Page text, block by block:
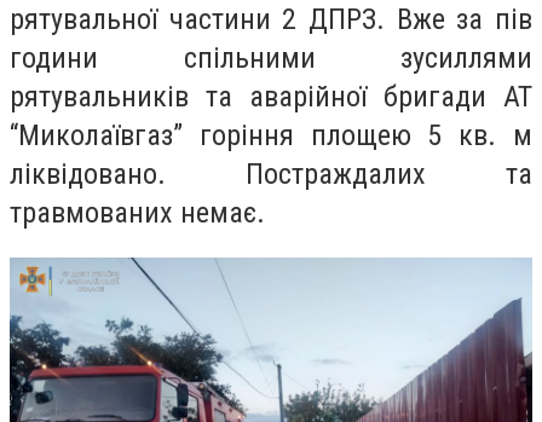
рятувальної частини 2 ДПРЗ. Вже за пів
години спільними зусиллями
рятувальників та аварійної бригади АТ
“Миколаївгаз” горіння площею 5 кв. м
ліквідовано. Постраждалих та
травмованих немає.